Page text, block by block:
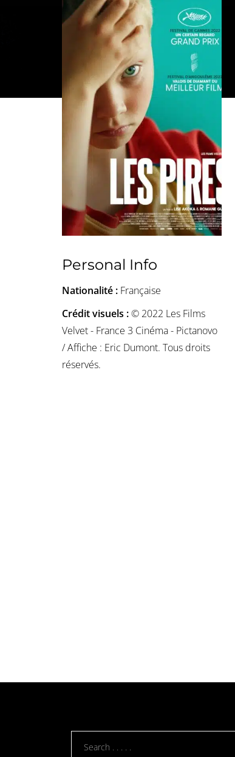
Personal Info
Nationalité : Française
Crédit visuels :© 2022 Les Films
Velvet - France 3 Cinéma - Pictanovo
/ Affiche : Eric Dumont. Tous droits
réservés.